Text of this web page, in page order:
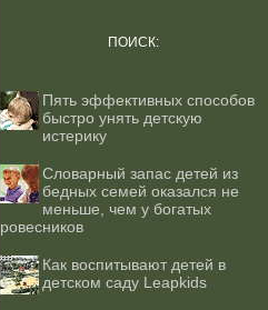
ПОИСК:
Пять эффективных способов
быстро унять детскую
истерику
Словарный запас детей из
бедных семей оказался не
меньше, чем у богатых
ровесников
Как воспитывают детей в
детском саду Leapkids